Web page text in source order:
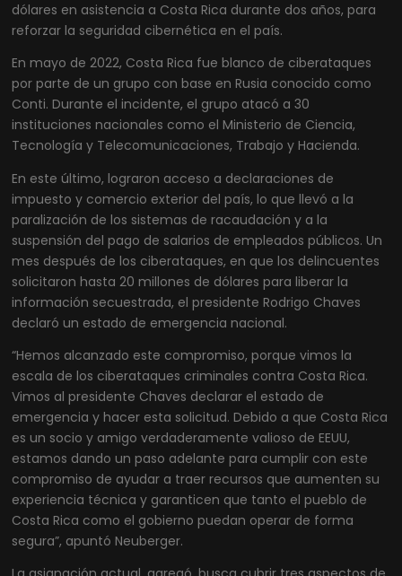
dólares en asistencia a Costa Rica durante dos años, para
reforzar la seguridad cibernética en el país.
En mayo de 2022, Costa Rica fue blanco de ciberataques
por parte de un grupo con base en Rusia conocido como
Conti. Durante el incidente, el grupo atacó a 30
instituciones nacionales como el Ministerio de Ciencia,
Tecnología y Telecomunicaciones, Trabajo y Hacienda.
En este último, lograron acceso a declaraciones de
impuesto y comercio exterior del país, lo que llevó a la
paralización de los sistemas de racaudación y a la
suspensión del pago de salarios de empleados públicos. Un
mes después de los ciberataques, en que los delincuentes
solicitaron hasta 20 millones de dólares para liberar la
información secuestrada, el presidente Rodrigo Chaves
declaró un estado de emergencia nacional.
“Hemos alcanzado este compromiso, porque vimos la
escala de los ciberataques criminales contra Costa Rica.
Vimos al presidente Chaves declarar el estado de
emergencia y hacer esta solicitud. Debido a que Costa Rica
es un socio y amigo verdaderamente valioso de EEUU,
estamos dando un paso adelante para cumplir con este
compromiso de ayudar a traer recursos que aumenten su
experiencia técnica y garanticen que tanto el pueblo de
Costa Rica como el gobierno puedan operar de forma
segura”, apuntó Neuberger.